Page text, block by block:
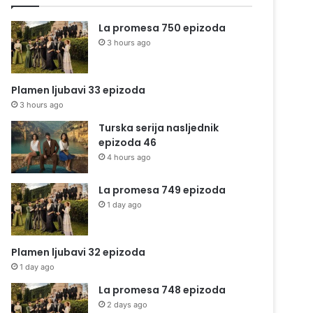
La promesa 750 epizoda
3 hours ago
Plamen ljubavi 33 epizoda
3 hours ago
Turska serija nasljednik
epizoda 46
4 hours ago
La promesa 749 epizoda
1 day ago
Plamen ljubavi 32 epizoda
1 day ago
La promesa 748 epizoda
2 days ago